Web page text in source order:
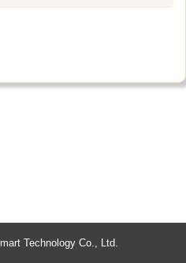
Technology Co., Ltd.